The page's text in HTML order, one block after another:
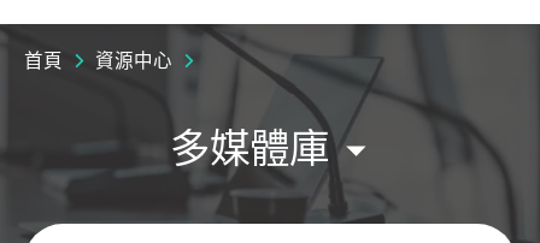
首頁 資源中心
多媒體庫